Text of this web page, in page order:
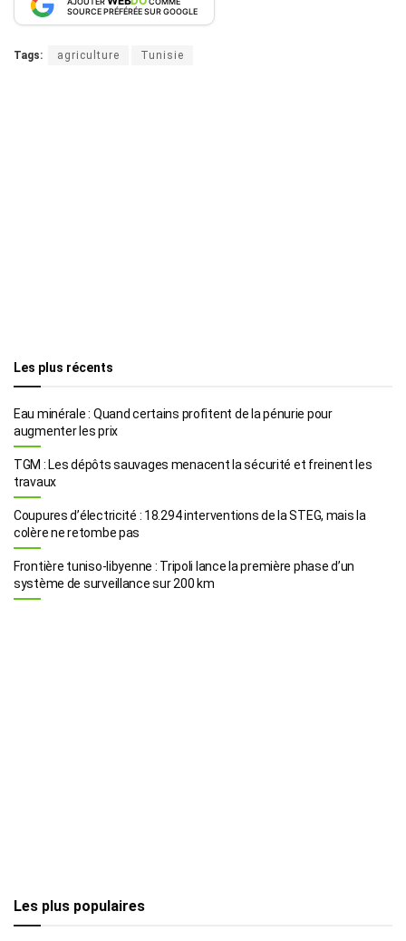
SOURCE PRÉFÉRÉE SUR GOOGLE
Tags: agriculture Tunisie
Les plus récents
Eau minérale : Quand certains profitent de la pénurie pour
augmenter les prix
TGM : Les dépôts sauvages menacent la sécurité et freinent les
travaux
Coupures d’électricité : 18.294 interventions de la STEG, mais la
colère ne retombe pas
Frontière tuniso-libyenne : Tripoli lance la première phase d’un
système de surveillance sur 200 km
Les plus populaires